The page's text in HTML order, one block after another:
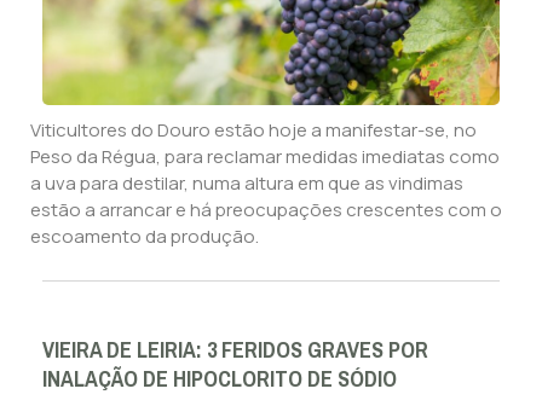
Viticultores do Douro estão hoje a manifestar-se, no
Peso da Régua, para reclamar medidas imediatas como
a uva para destilar, numa altura em que as vindimas
estão a arrancar e há preocupações crescentes com o
escoamento da produção.
VIEIRA DE LEIRIA: 3 FERIDOS GRAVES POR
INALAÇÃO DE HIPOCLORITO DE SÓDIO